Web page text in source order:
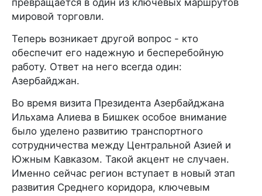
мировой торговли.
Теперь возникает другой вопрос - кто
обеспечит его надежную и бесперебойную
работу. Ответ на него всегда один:
Азербайджан.
Во время визита Президента Азербайджана
Ильхама Алиева в Бишкек особое внимание
было уделено развитию транспортного
сотрудничества между Центральной Азией и
Южным Кавказом. Такой акцент не случаен.
Именно сейчас регион вступает в новый этап
развития Среднего коридора, ключевым